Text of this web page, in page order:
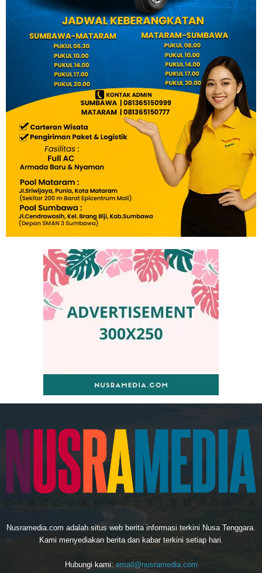
Nusramedia.com adalah situs web berita informasi terkini Nusa Tenggara.
Kami menyediakan berita dan kabar terkini setiap hari.
Hubungi kami: email@nusramedia.com